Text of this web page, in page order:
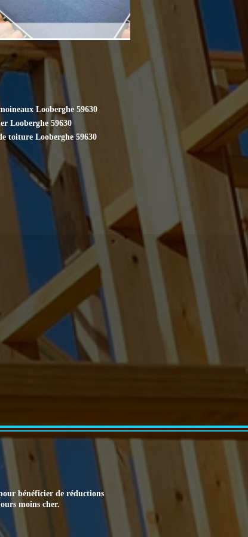
Looberghe 59630
Looberghe 59630
toiture Looberghe 59630
bénéficier de réductions
moins cher.